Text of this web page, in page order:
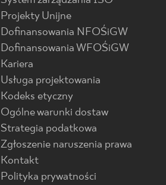
Projekty Unijne
Dofinansowania NFOŚiGW
Dofinansowania WFOŚiGW
Kariera
Usługa projektowania
Kodeks etyczny
Ogólne warunki dostaw
Strategia podatkowa
Zgłoszenie naruszenia prawa
Kontakt
Polityka prywatności